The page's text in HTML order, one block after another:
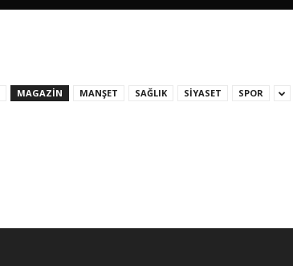
MAGAZIN MANŞET SAĞLIK SIYASET SPOR